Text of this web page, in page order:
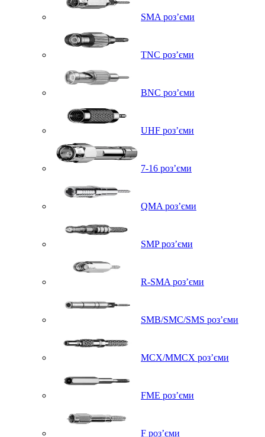
SMA роз’єми
TNC роз’єми
BNC роз’єми
UHF роз’єми
7-16 роз’єми
QMA роз’єми
SMP роз’єми
R-SMA роз’єми
SMB/SMC/SMS роз’єми
MCX/MMCX роз’єми
FME роз’єми
F роз’єми